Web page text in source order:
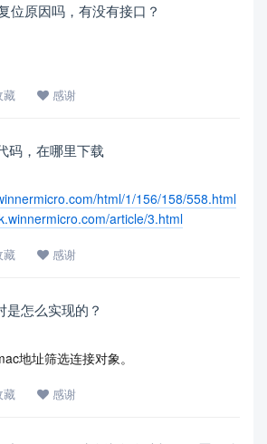
位原因吗，有没有接口？
藏 感谢
码，在哪里下载
html/1/156/158/558.html
article/3.html
藏 感谢
是怎么实现的？
地址筛选连接对象。
藏 感谢